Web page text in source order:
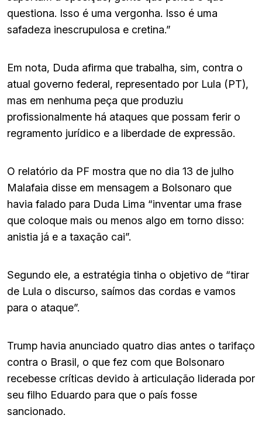
questiona. Isso é uma vergonha. Isso é uma
safadeza inescrupulosa e cretina.”
Em nota, Duda afirma que trabalha, sim, contra o
atual governo federal, representado por Lula (PT),
mas em nenhuma peça que produziu
profissionalmente há ataques que possam ferir o
regramento jurídico e a liberdade de expressão.
O relatório da PF mostra que no dia 13 de julho
Malafaia disse em mensagem a Bolsonaro que
havia falado para Duda Lima “inventar uma frase
que coloque mais ou menos algo em torno disso:
anistia já e a taxação cai”.
Segundo ele, a estratégia tinha o objetivo de “tirar
de Lula o discurso, saímos das cordas e vamos
para o ataque”.
Trump havia anunciado quatro dias antes o tarifaço
contra o Brasil, o que fez com que Bolsonaro
recebesse críticas devido à articulação liderada por
seu filho Eduardo para que o país fosse
sancionado.